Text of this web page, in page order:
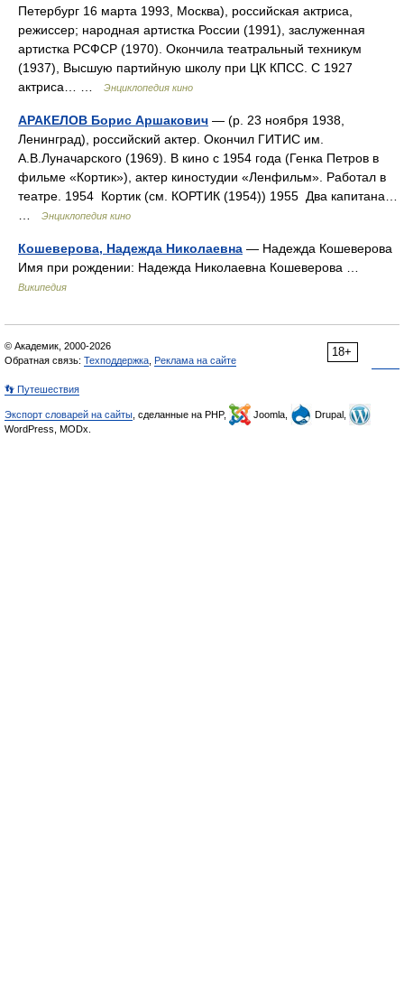
Петербург 16 марта 1993, Москва), российская актриса,
режиссер; народная артистка России (1991), заслуженная
артистка РСФСР (1970). Окончила театральный техникум
(1937), Высшую партийную школу при ЦК КПСС. С 1927
актриса… …
Энциклопедия кино
АРАКЕЛОВ Борис Аршакович — (р. 23 ноября 1938,
Ленинград), российский актер. Окончил ГИТИС им.
А.В.Луначарского (1969). В кино с 1954 года (Генка Петров в
фильме «Кортик»), актер киностудии «Ленфильм». Работал в
театре. 1954 Кортик (см. КОРТИК (1954)) 1955 Два капитана…
Энциклопедия кино
Кошеверова, Надежда Николаевна — Надежда Кошеверова
Имя при рождении: Надежда Николаевна Кошеверова …
Википедия
18+
© Академик, 2000-2026
Обратная связь: Техподдержка Реклама на сайте
👣 Путешествия
Экспорт словарей на сайты , сделанные на PHP, Joomla,
Drupal,
WordPress, MODx.